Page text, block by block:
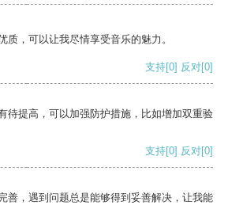
质，可以让我尽情享受音乐的魅力。
支持[0] 反对[0]
待提高，可以加强防护措施，比如增加双重验
支持[0] 反对[0]
善，遇到问题总是能够得到妥善解决，让我能